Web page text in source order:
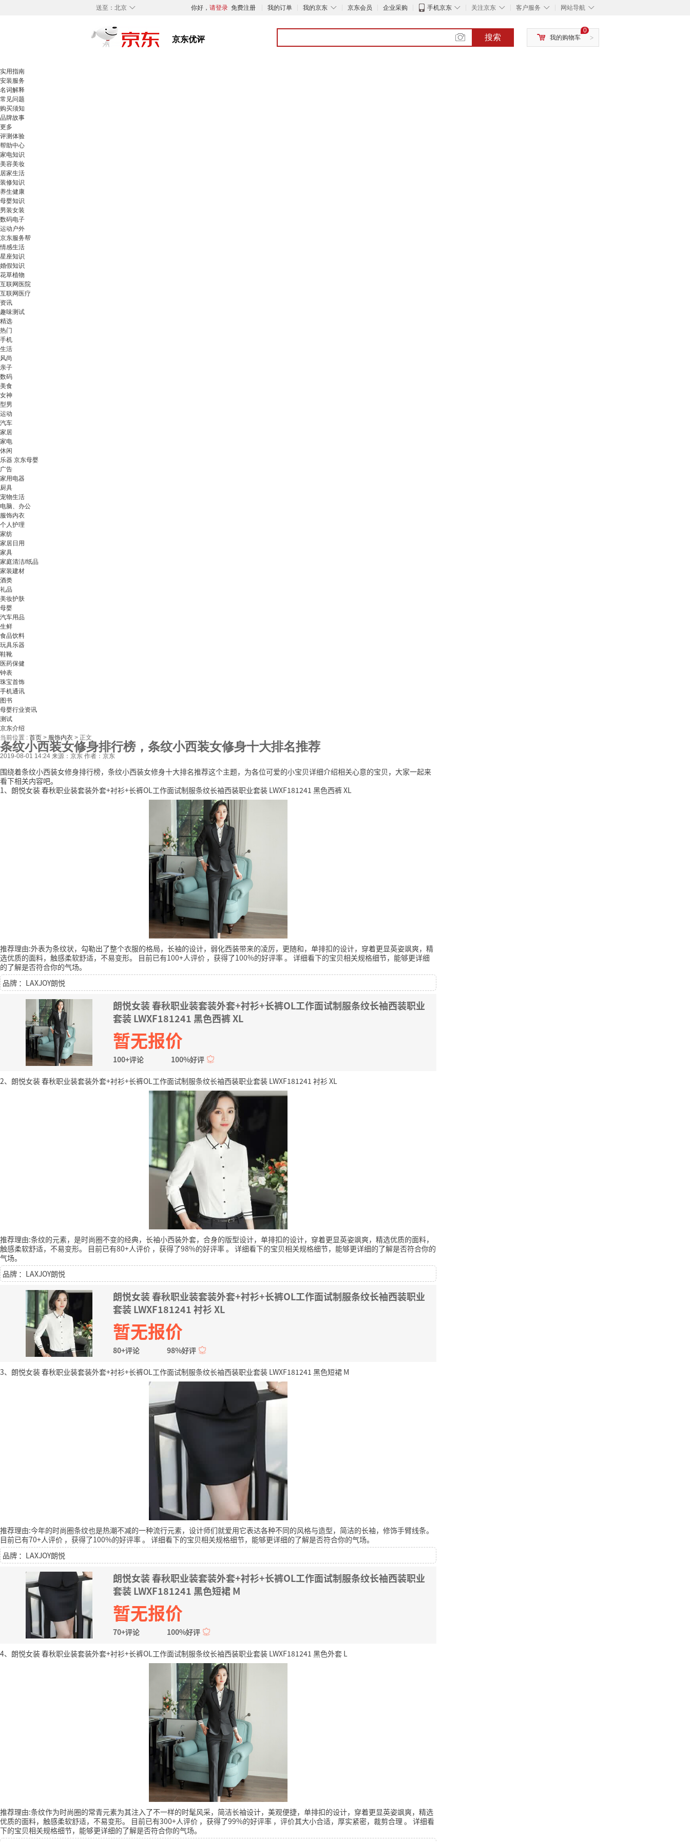
◇
送至： 北京 你好， 请登录 免费注册 我的订单 ◇
我的京东 京东会员 企业采购 ◇
手机京东 ◇
关注京东 ◇
客户服务 ◇
网站导航
搜索 >
0
我的购物车
实用指南
安装服务
名词解释
常见问题
购买须知
品牌故事
更多
评测体验
帮助中心
家电知识
美容美妆
居家生活
装修知识
养生健康
母婴知识
男装女装
数码电子
运动户外
京东服务帮
情感生活
星座知识
婚假知识
花草植物
互联网医院
互联网医疗
资讯
趣味测试
精选
热门
手机
生活
风尚
亲子
数码
美食
女神
型男
运动
汽车
家居
家电
休闲
乐器 京东母婴
广告
家用电器
厨具
宠物生活
电脑、办公
服饰内衣
个人护理
家纺
家居日用
家具
家庭清洁/纸品
家装建材
酒类
礼品
美妆护肤
母婴
汽车用品
生鲜
食品饮料
玩具乐器
鞋靴
医药保健
钟表
珠宝首饰
手机通讯
图书
母婴行业资讯
测试
京东介绍
当前位置 : 首页 > 服饰内衣 > 正文
条纹小西装女修身排行榜，条纹小西装女修身十大排名推荐
2019-08-01 14:24 来源：京东 作者：京东
围绕着条纹小西装女修身排行榜，条纹小西装女修身十大排名推荐这个主题，为各位可爱的小宝贝详细介绍相关心意的宝贝，大家一起来
看下相关内容吧。
1、朗悦女装 春秋职业装套装外套+衬衫+长裤OL工作面试制服条纹长袖西装职业套装 LWXF181241 黑色西裤 XL
推荐理由:外表为条纹状，勾勒出了整个衣服的格局，长袖的设计，弱化西装带来的凌厉，更随和，单排扣的设计，穿着更显英姿飒爽，精
选优质的面料，触感柔软舒适，不易变形。
目前已有100+人评价 ，获得了100%的好评率。 详细看下的宝贝相关规格细节，能够更详细
的了解是否符合你的气场。
品牌 ：LAXJOY朗悦
朗悦女装 春秋职业装套装外套+衬衫+长裤OL工作面试制服条纹长袖西装职业
套装 LWXF181241 黑色西裤 XL
暂无报价
100+评论 100%好评
2、朗悦女装 春秋职业装套装外套+衬衫+长裤OL工作面试制服条纹长袖西装职业套装 LWXF181241 衬衫 XL
推荐理由:条纹的元素，是时尚圈不变的经典，长袖小西装外套，合身的版型设计，单排扣的设计，穿着更显英姿飒爽，精选优质的面料，
触感柔软舒适，不易变形。
目前已有80+人评价 ，获得了98%的好评率。 详细看下的宝贝相关规格细节，能够更详细的了解是否符合你的
气场。
品牌 ：LAXJOY朗悦
朗悦女装 春秋职业装套装外套+衬衫+长裤OL工作面试制服条纹长袖西装职业
套装 LWXF181241 衬衫 XL
暂无报价
80+评论 98%好评
3、朗悦女装 春秋职业装套装外套+衬衫+长裤OL工作面试制服条纹长袖西装职业套装 LWXF181241 黑色短裙 M
推荐理由:今年的时尚圈条纹也是热潮不减的一种流行元素，设计师们就爱用它表达各种不同的风格与造型，简洁的长袖，修饰手臂线条。
目前已有70+人评价 ，获得了100%的好评率。 详细看下的宝贝相关规格细节，能够更详细的了解是否符合你的气场。
品牌 ：LAXJOY朗悦
朗悦女装 春秋职业装套装外套+衬衫+长裤OL工作面试制服条纹长袖西装职业
套装 LWXF181241 黑色短裙 M
暂无报价
70+评论 100%好评
4、朗悦女装 春秋职业装套装外套+衬衫+长裤OL工作面试制服条纹长袖西装职业套装 LWXF181241 黑色外套 L
推荐理由:条纹作为时尚圈的常青元素为其注入了不一样的时髦风采，简洁长袖设计，美观便捷，单排扣的设计，穿着更显英姿飒爽，精选
优质的面料，触感柔软舒适，不易变形。
目前已有300+人评价 ，获得了99%的好评率 ，评价其大小合适，厚实紧密，裁剪合理 。 详细看
下的宝贝相关规格细节，能够更详细的了解是否符合你的气场。